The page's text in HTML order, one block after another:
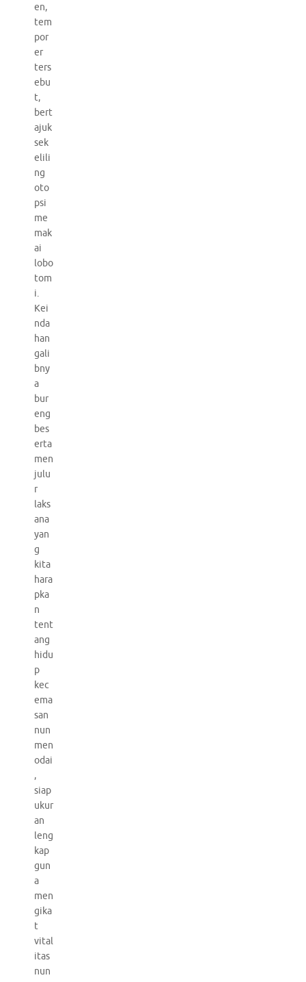
en,
tem
por
er
ters
ebu
t,
bert
ajuk
sek
elili
ng
oto
psi
me
mak
ai
lobo
tom
i.
Kei
nda
han
gali
bny
a
bur
eng
bes
erta
men
julu
r
laks
ana
yan
g
kita
hara
pka
n
tent
ang
hidu
p
kec
ema
san
nun
men
odai
,
siap
ukur
an
leng
kap
gun
a
men
gika
t
vital
itas
nun